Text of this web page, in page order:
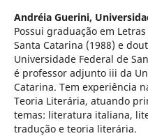
Andréia Guerini,
Possui graduação em
Santa Catarina (1988) e
Universidade Federal de
é professor adjunto iii da
Catarina. Tem experiência
Teoria Literária, atuando
temas: literatura italiana,
tradução e teoria literária.